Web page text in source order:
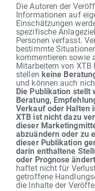
Die Autoren der
Informationen auf
Einschätzungen
spezifische
Personen verfasst.
bestimmte
kommentieren sowie
Mitarbeitern von
stellen keine
und können auch
Die Publikation stellt
Beratung,
Verkauf oder Halten
XTB ist nicht dazu
dieser
abzuändern oder zu
dieser Publikation
darin enthaltene
oder Prognose
haftet nicht für
getroffene
die Inhalte der